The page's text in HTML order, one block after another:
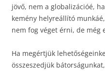
jövő, nem a globalizációé,
kemény helyreállító
nem fog véget érni, de még
Ha megértjük
összeszedjük